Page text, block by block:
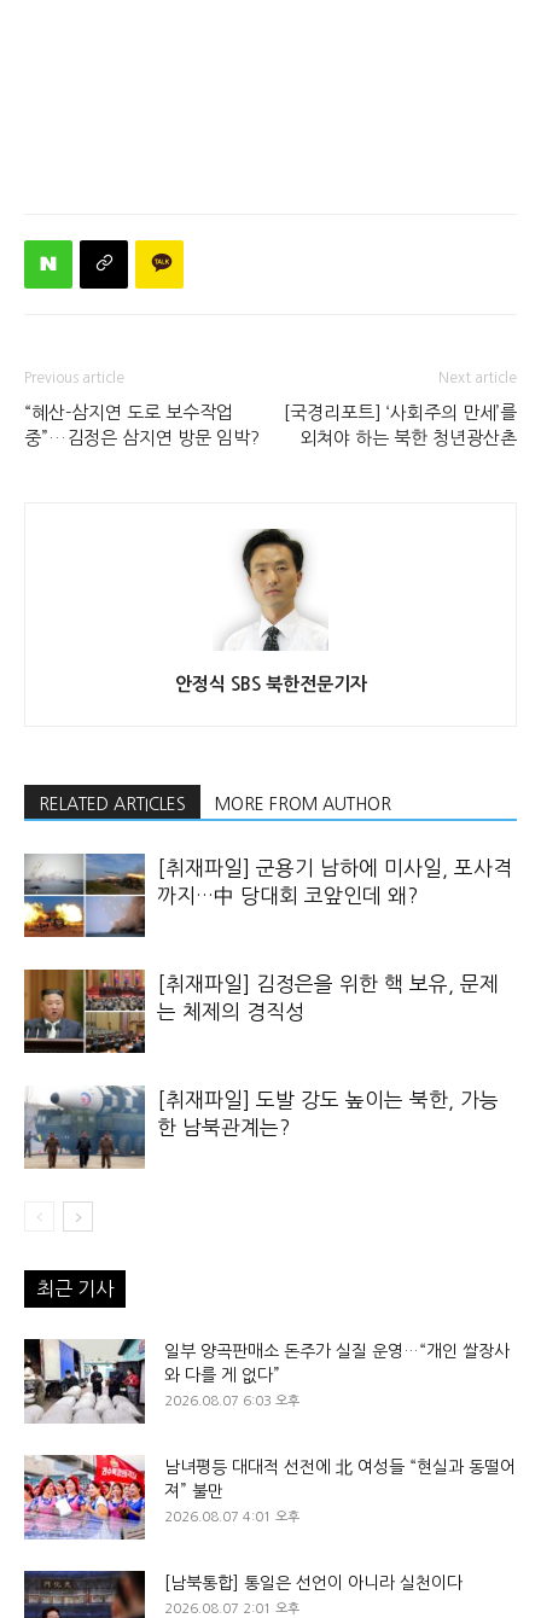
Previous article
“혜산-삼지연 도로 보수작업
중”…김정은 삼지연 방문 임박?
Next article
[국경리포트] ‘사회주의 만세’를
외쳐야 하는 북한 청년광산촌
안정식 SBS 북한전문기자
RELATED ARTICLES MORE FROM AUTHOR
[취재파일] 군용기 남하에 미사일, 포사격
까지…中 당대회 코앞인데 왜?
[취재파일] 김정은을 위한 핵 보유, 문제
는 체제의 경직성
[취재파일] 도발 강도 높이는 북한, 가능
한 남북관계는?
최근 기사
일부 양곡판매소 돈주가 실질 운영…“개인 쌀장사
와 다를 게 없다”
2026.08.07 6:03 오후
남녀평등 대대적 선전에 北 여성들 “현실과 동떨어
져” 불만
2026.08.07 4:01 오후
[남북통합] 통일은 선언이 아니라 실천이다
2026.08.07 2:01 오후